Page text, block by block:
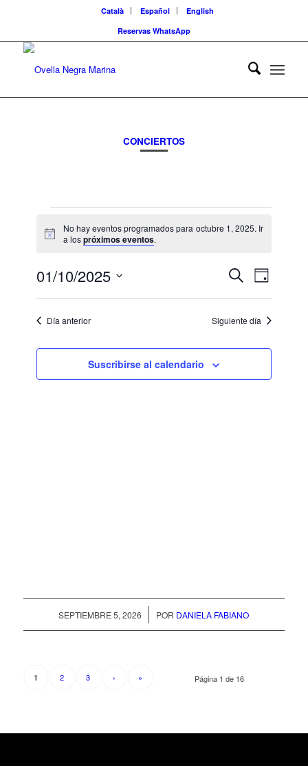
Català Español
English
Reservas WhatsApp
CONCIERTOS
Eventos
en
octubre
1,
2025
Aviso
No hay eventos programados para octubre 1, 2025. Ir
a lospróximos eventos.
de
vistas
de
Buscar
de
vistas
de
Día
01/10/2025
Selecciona
fecha.
Día anterior Siguiente día
Suscribirse al calendario
SEPTIEMBRE 5, 2026
/ POR DANIELA FABIANO
Página 1 de 16
1 2 3 › »